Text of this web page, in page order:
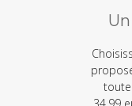
34.99